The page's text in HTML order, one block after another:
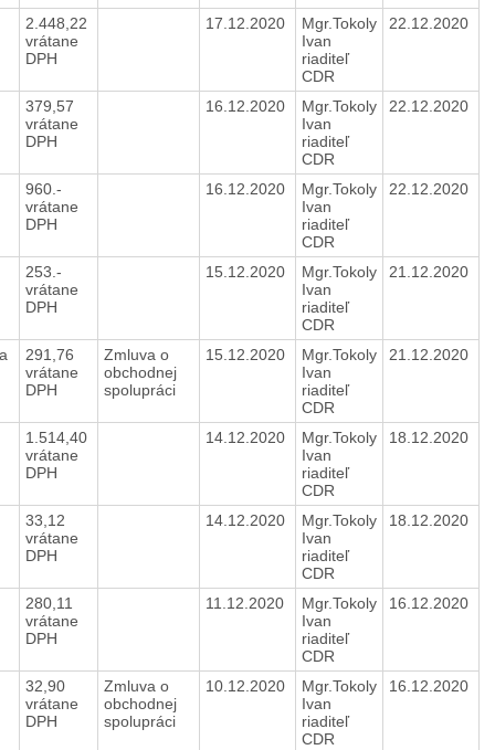
2.448,22
vrátane
DPH
17.12.2020
Mgr.Tokoly
Ivan
riaditeľ
CDR
22.12.2020
379,57
vrátane
DPH
16.12.2020
Mgr.Tokoly
Ivan
riaditeľ
CDR
22.12.2020
960.-
vrátane
DPH
16.12.2020
Mgr.Tokoly
Ivan
riaditeľ
CDR
22.12.2020
253.-
vrátane
DPH
15.12.2020
Mgr.Tokoly
Ivan
riaditeľ
CDR
21.12.2020
291,76
vrátane
DPH
Zmluva o
obchodnej
spolupráci
15.12.2020
Mgr.Tokoly
Ivan
riaditeľ
CDR
21.12.2020
1.514,40
vrátane
DPH
14.12.2020
Mgr.Tokoly
Ivan
riaditeľ
CDR
18.12.2020
33,12
vrátane
DPH
14.12.2020
Mgr.Tokoly
Ivan
riaditeľ
CDR
18.12.2020
280,11
vrátane
DPH
11.12.2020
Mgr.Tokoly
Ivan
riaditeľ
CDR
16.12.2020
32,90
vrátane
DPH
Zmluva o
obchodnej
spolupráci
10.12.2020
Mgr.Tokoly
Ivan
riaditeľ
CDR
16.12.2020